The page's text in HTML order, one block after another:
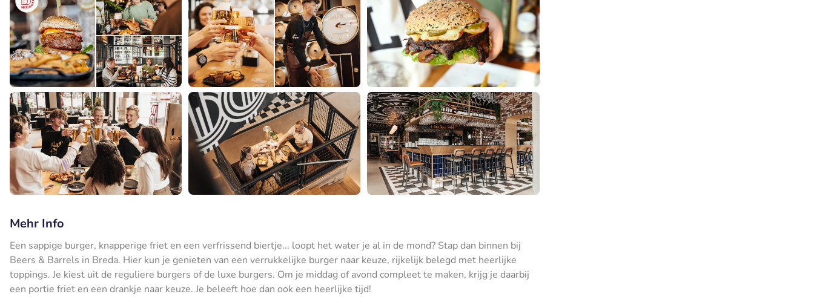
Mehr Info
Een sappige burger, knapperige friet en een verfrissend biertje... loopt het water je al in de mond? Stap dan binnen bij
Beers & Barrels in Breda. Hier kun je genieten van een verrukkelijke burger naar keuze, rijkelijk belegd met heerlijke
toppings. Je kiest uit de reguliere burgers of de luxe burgers. Om je middag of avond compleet te maken, krijg je daarbij
een portie friet en een drankje naar keuze. Je beleeft hoe dan ook een heerlijke tijd!